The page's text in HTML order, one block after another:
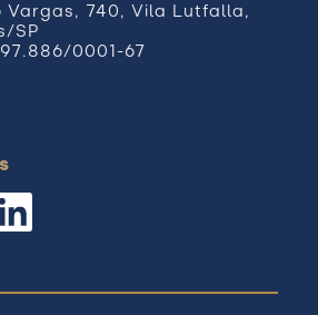
Vargas, 740, Vila Lutfalla,
SP
0001-67